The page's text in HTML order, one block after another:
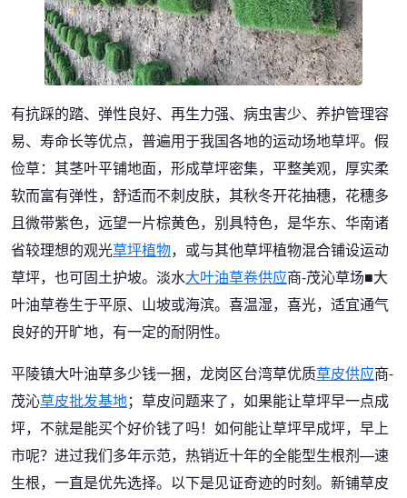
有抗踩的踏、弹性良好、再生力强、病虫害少、养护管理容
易、寿命长等优点，普遍用于我国各地的运动场地草坪。假
俭草：其茎叶平铺地面，形成草坪密集，平整美观，厚实柔
软而富有弹性，舒适而不刺皮肤，其秋冬开花抽穗，花穗多
且微带紫色，远望一片棕黄色，别具特色，是华东、华南诸
省较理想的观光草坪植物，或与其他草坪植物混合铺设运动
草坪，也可固土护坡。淡水大叶油草卷供应商-茂沁草场■大
叶油草卷生于平原、山坡或海滨。喜温湿，喜光，适宜通气
良好的开旷地，有一定的耐阴性。
平陵镇大叶油草多少钱一捆，龙岗区台湾草优质草皮供应商-
茂沁草皮批发基地；草皮问题来了，如果能让草坪早一点成
坪，不就是能买个好价钱了吗！如何能让草坪早成坪，早上
市呢？进过我们多年示范，热销近十年的全能型生根剂—速
生根，一直是优先选择。以下是见证奇迹的时刻。新铺草皮